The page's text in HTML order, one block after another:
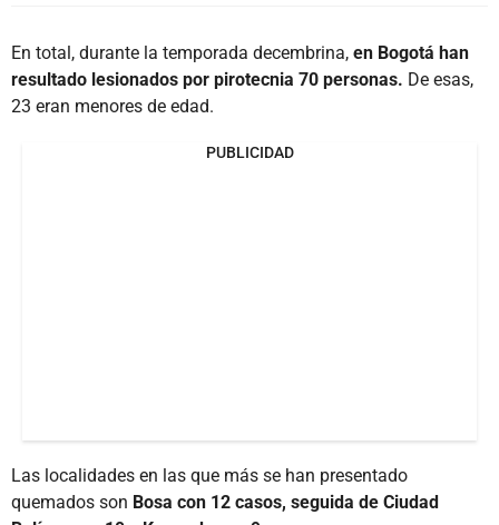
En total, durante la temporada decembrina, en Bogotá han
resultado lesionados por pirotecnia 70 personas. De esas,
23 eran menores de edad.
PUBLICIDAD
Las localidades en las que más se han presentado
quemados son Bosa con 12 casos, seguida de Ciudad